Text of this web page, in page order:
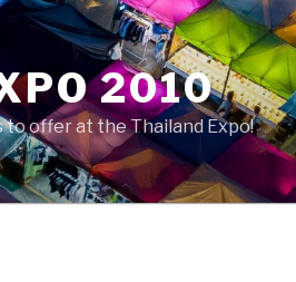
2010
offer at the Thailand Expo!